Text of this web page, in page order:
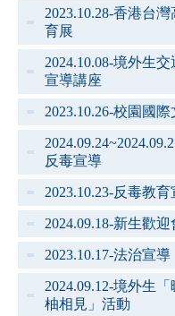
2023.10.28-香港台
育展
2024.10.08-境外生
宣導講座
2023.10.26-校園國
反毒宣導
2023.10.23-反毒教育
2024.09.18-新生歡迎
2023.10.17-法治宣導
2024.09.12-境外生
柚相見」活動